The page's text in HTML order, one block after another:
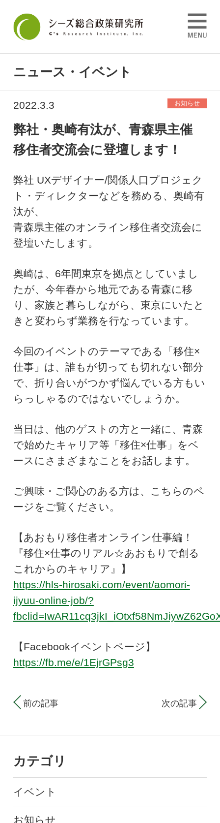
ニュース・イベント
2022.3.3 お知らせ
弊社・奥崎有汰が、青森県主催
移住者交流会に登壇します！
弊社 UXデザイナー/関係人口プロジェク
ト・ディレクターなどを務める、 奥崎有
汰が、
青森県主催のオンライン移住者交流会に
登壇いたします。
奥崎は、6年間東京を拠点としていまし
たが、今年春から地元である青森に移
り、 家族と暮らしながら、東京にいたと
きと変わらず業務を行なっています。
今回のイベントのテーマである「移住×
仕事」は、誰もが切っても切れない部分
で、 折り合いがつかず悩んでいる方もい
らっしゃるのではないでしょうか。
当日は、他のゲストの方と一緒に、青森
で始めたキャリア等「移住×仕事」をベ
ースにさまざまなことをお話します。
ご興味・ご関心のある方は、こちらのペ
ージをご覧ください。
【あおもり移住者オンライン仕事編！
『移住×仕事のリアル☆あおもりで創る
これからのキャリア』
】
https://hls-hirosaki.com/event/aomori-
ijyuu-online-job/?
【Facebookイベントページ】
https://fb.me/e/1EjrGPsg3
前の記事 次の記事
カテゴリ
イベント
お知らせ